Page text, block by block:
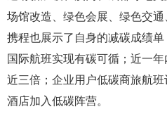
场馆改造、绿色会展、绿色交通
携程也展示了自身的减碳成绩
国际航班实现有碳可循；近一
近三倍；企业用户低碳商旅航
酒店加入低碳阵营。